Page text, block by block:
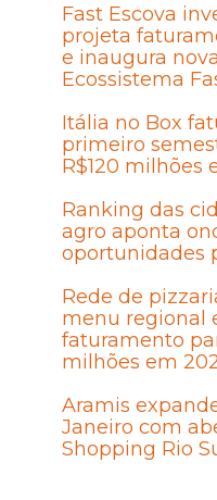
Fast Escova
projeta
e inaugura
Ecossistema
Itália no Box
primeiro
R$120 milhões
Ranking das
agro aponta
oportunidades
Rede de
menu regional
faturamento
milhões em
Aramis
Janeiro com
Shopping Rio